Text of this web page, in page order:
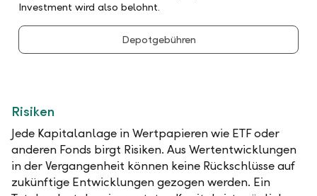
Investment wird also belohnt.
Depotgebühren
Risiken
Jede Kapitalanlage in Wertpapieren wie ETF oder
anderen Fonds birgt Risiken. Aus Wertentwicklungen
in der Vergangenheit können keine Rückschlüsse auf
zukünftige Entwicklungen gezogen werden. Ein